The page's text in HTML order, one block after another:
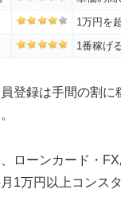
1万円を
1番稼げ
登録は手間の割に
ローンカード・
1万円以上コンス